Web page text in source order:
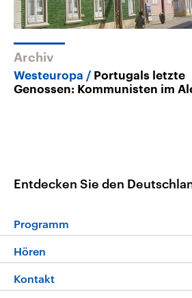
Archiv
Westeuropa
Portugals letzte
Genossen: Kommunisten im
Entdecken Sie den
Programm
Die Nachrichten
Hören
Livestream
Kontakt